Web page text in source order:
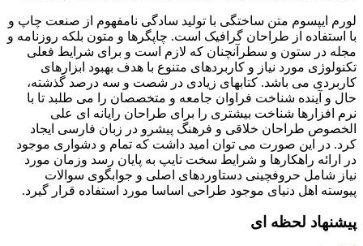
لورم ایپسوم متن ساختگی با تولید سادگی نامفهوم از صنعت چاپ و
با استفاده از طراحان گرافیک است. چاپگرها و متون بلکه روزنامه و
مجله در ستون و سطرآنچنان که لازم است و برای شرایط فعلی
تکنولوژی مورد نیاز و کاربردهای متنوع با هدف بهبود ابزارهای
کاربردی می باشد. کتابهای زیادی در شصت و سه درصد گذشته،
حال و آینده شناخت فراوان جامعه و متخصصان را می طلبد تا با
نرم افزارها شناخت بیشتری را برای طراحان رایانه ای علی
الخصوص طراحان خلاقی و فرهنگ پیشرو در زبان فارسی ایجاد
کرد. در این صورت می توان امید داشت که تمام و دشواری موجود
در ارائه راهکارها و شرایط سخت تایپ به پایان رسد وزمان مورد
نیاز شامل حروفچینی دستاوردهای اصلی و جوابگوی سوالات
پیوسته اهل دنیای موجود طراحی اساسا مورد استفاده قرار گیرد.
پیشنهاد لحظه ای